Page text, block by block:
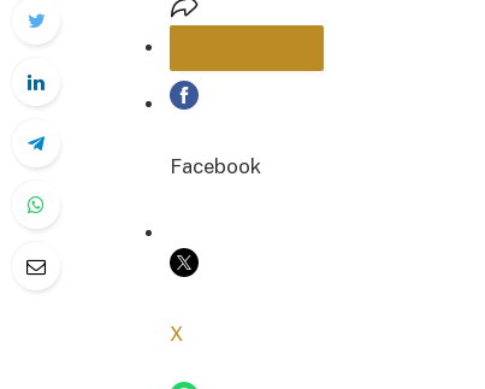
PARTAGER
COPIER LE LIEN
Facebook
X